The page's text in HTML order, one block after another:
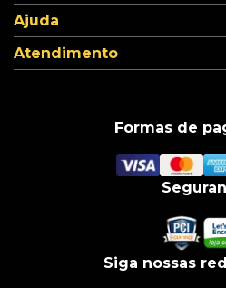
Ajuda
Atendimento
Formas de
Siga nossas